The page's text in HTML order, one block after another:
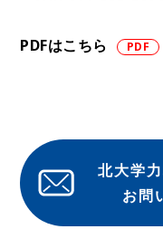
PDFはこちら
北大学
お問